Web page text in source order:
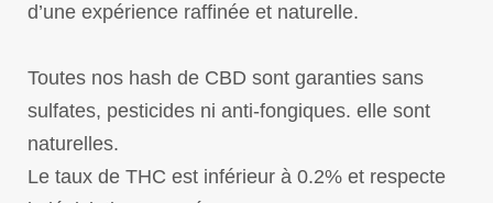
d’une expérience raffinée et naturelle.
Toutes nos hash de CBD sont garanties sans
sulfates, pesticides ni anti-fongiques. elle sont
naturelles.
Le taux de THC est inférieur à 0.2% et respecte